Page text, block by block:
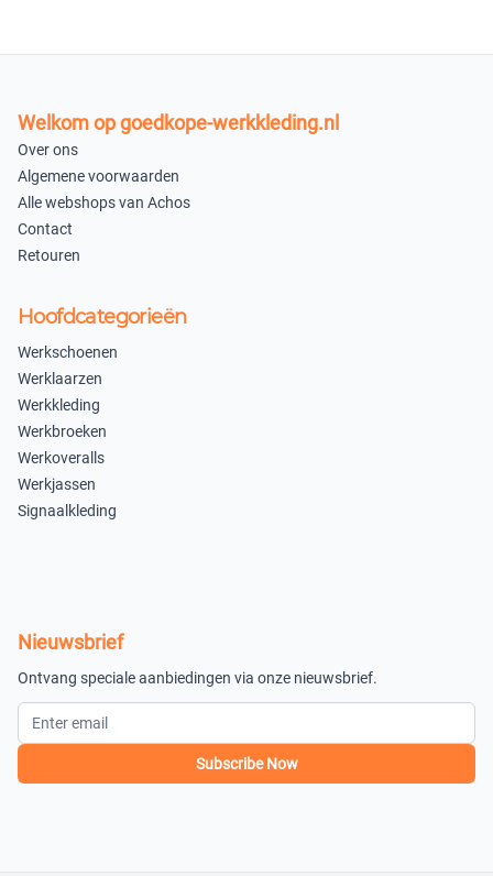
Welkom op goedkope-werkkleding.nl
Over ons
Algemene voorwaarden
Alle webshops van Achos
Contact
Retouren
Hoofdcategorieën
Werkschoenen
Werklaarzen
Werkkleding
Werkbroeken
Werkoveralls
Werkjassen
Signaalkleding
Nieuwsbrief
Ontvang speciale aanbiedingen via onze nieuwsbrief.
Subscribe Now